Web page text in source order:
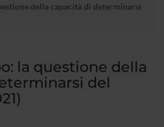
della capacità di determinarsi
la questione della
del